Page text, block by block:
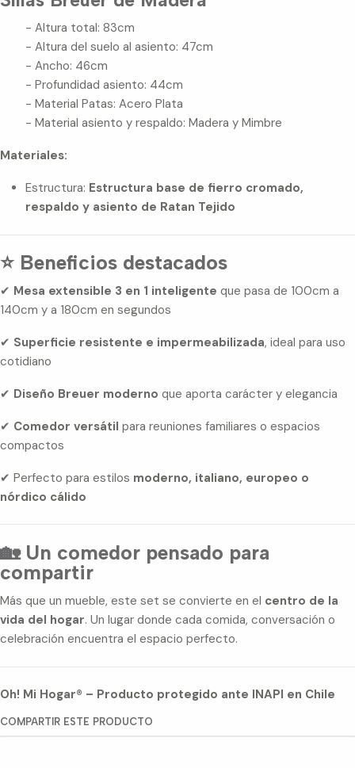
- Altura total: 83cm
- Altura del suelo al asiento: 47cm
- Ancho: 46cm
- Profundidad asiento: 44cm
- Material Patas: Acero Plata
- Material asiento y respaldo: Madera y Mimbre
Materiales:
Estructura: Estructura base de fierro cromado,
respaldo y asiento de Ratan Tejido
⭐ Beneficios destacados
✔ Mesa extensible 3 en 1 inteligente que pasa de 100cm a
140cm y a 180cm en segundos
✔ Superficie resistente e impermeabilizada, ideal para uso
cotidiano
✔ Diseño Breuer moderno que aporta carácter y elegancia
✔ Comedor versátil para reuniones familiares o espacios
compactos
✔ Perfecto para estilos moderno, italiano, europeo o
nórdico cálido
🏡 Un comedor pensado para
compartir
Más que un mueble, este set se convierte en el centro de la
vida del hogar. Un lugar donde cada comida, conversación o
celebración encuentra el espacio perfecto.
Oh! Mi Hogar® – Producto protegido ante INAPI en Chile
COMPARTIR ESTE PRODUCTO